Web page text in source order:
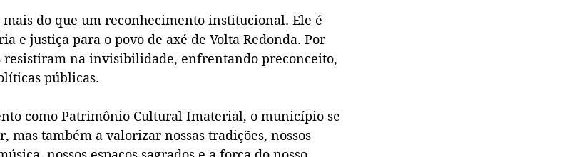
do que um reconhecimento institucional. Ele é
e justiça para o povo de axé de Volta Redonda. Por
resistiram na invisibilidade, enfrentando preconceito,
públicas.
como Patrimônio Cultural Imaterial, o município se
mas também a valorizar nossas tradições, nossos